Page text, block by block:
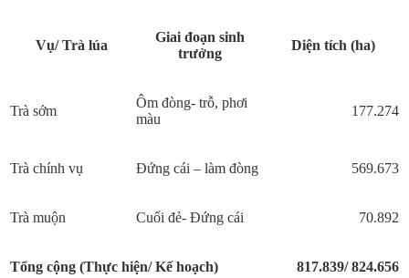
Vụ/ Trà lúa
Giai đoạn sinh
trưởng
Diện tích (ha)
Trà sớm
Ôm đòng- trỗ, phơi
màu
177.274
Trà chính vụ Đứng cái – làm đòng 569.673
Trà muộn Cuối đẻ- Đứng cái 70.892
Tổng cộng (Thực hiện/ Kế hoạch) 817.839/ 824.656